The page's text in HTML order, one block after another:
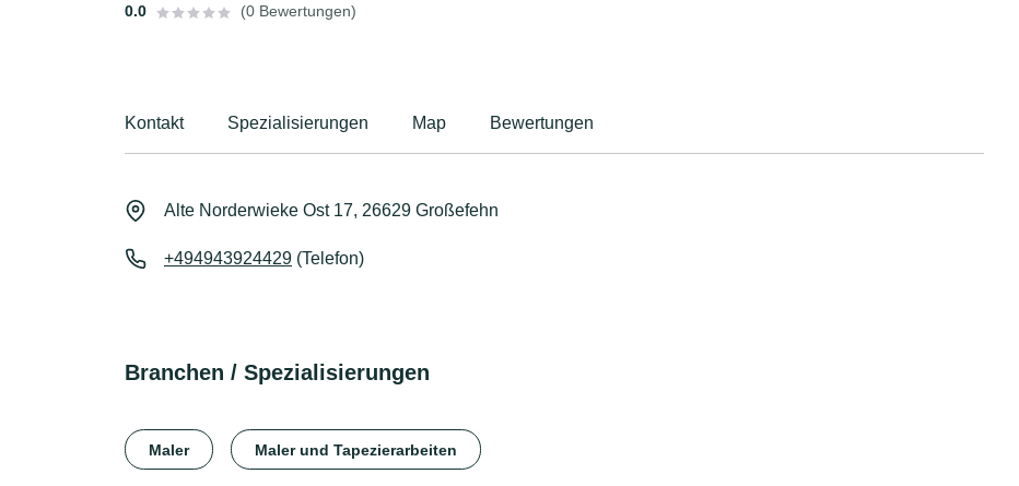
0.0
(0 Bewertungen)
Kontakt Spezialisierungen Map Bewertungen
Alte Norderwieke Ost 17, 26629 Großefehn
+494943924429 (Telefon)
Branchen / Spezialisierungen
Maler Maler und Tapezierarbeiten